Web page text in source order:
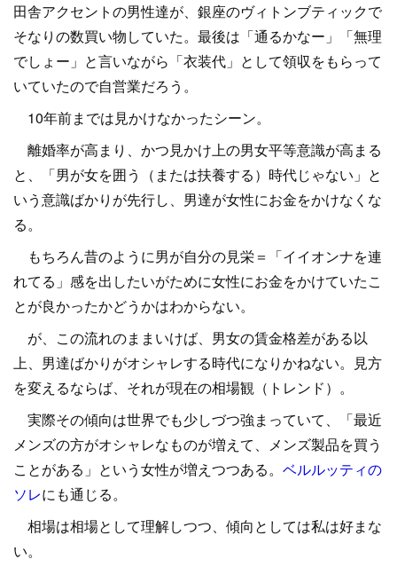
田舎アクセントの男性達が、銀座のヴィトンブティックで
そなりの数買い物していた。最後は「通るかなー」「無理
でしょー」と言いながら「衣装代」として領収をもらって
いていたので自営業だろう。
10年前までは見かけなかったシーン。
離婚率が高まり、かつ見かけ上の男女平等意識が高まる
と、「男が女を囲う（または扶養する）時代じゃない」と
いう意識ばかりが先行し、男達が女性にお金をかけなくな
る。
もちろん昔のように男が自分の見栄＝「イイオンナを連
れてる」感を出したいがために女性にお金をかけていたこ
とが良かったかどうかはわからない。
が、この流れのままいけば、男女の賃金格差がある以
上、男達ばかりがオシャレする時代になりかねない。見方
を変えるならば、それが現在の相場観（トレンド）。
実際その傾向は世界でも少しづつ強まっていて、「最近
メンズの方がオシャレなものが増えて、メンズ製品を買う
ことがある」という女性が増えつつある。 ベルルッティの
ソレにも通じる。
相場は相場として理解しつつ、傾向としては私は好まな
い。